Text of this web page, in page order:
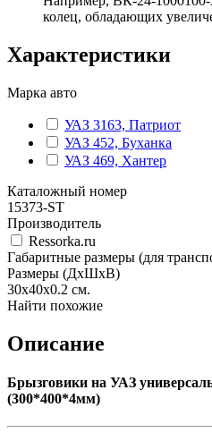
колец, обладающих
Характеристики
Марка авто
УАЗ 3163, Патриот
УАЗ 452, Буханка
УАЗ 469, Хантер
Каталожный номер
15373-ST
Производитель
Ressorka.ru
Габаритные размеры (для
Размеры (ДхШхВ)
30х40х0.2 см.
Найти похожие
Описание
Брызговики на УАЗ
(300*400*4мм)